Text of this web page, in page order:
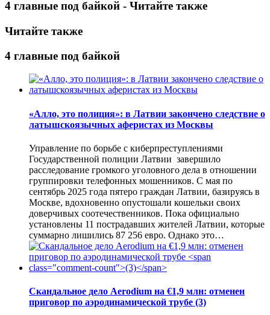
4 главные под байкой - Читайте также
Читайте также
4 главные под байкой
«Алло, это полиция»: в Латвии закончено следствие о
латышскоязычных аферистах из Москвы
Управление по борьбе с киберпреступлениями
Государственной полиции Латвии завершило
расследование громкого уголовного дела в отношении
группировки телефонных мошенников. С мая по
сентябрь 2025 года пятеро граждан Латвии, базируясь в
Москве, вдохновенно опустошали кошельки своих
доверчивых соотечественников. Пока официально
установлены 11 пострадавших жителей Латвии, которые
суммарно лишились 87 256 евро. Однако это…
Скандальное дело Aerodium на €1,9 млн: отменен
приговор по аэродинамической трубе (3)